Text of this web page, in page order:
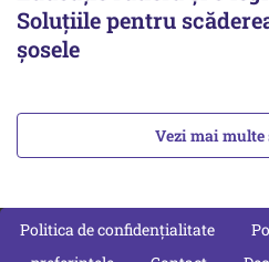
Soluțiile pentru
şosele
Vezi mai
Politica de confidențialitate